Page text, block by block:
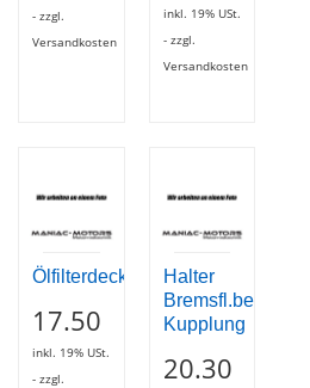
- zzgl.
Versandkosten
inkl. 19% USt.
- zzgl.
Versandkosten
Ölfilterdeckel
17.50
inkl. 19% USt.
- zzgl.
Halter
Bremsfl.behälter
Kupplung
20.30